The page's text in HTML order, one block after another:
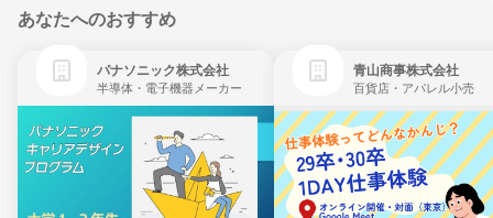
あなたへのおすすめ
パナソニック株式会社
半導体・電子機器メーカー
青山商事株式会社
百貨店・アパレル小売